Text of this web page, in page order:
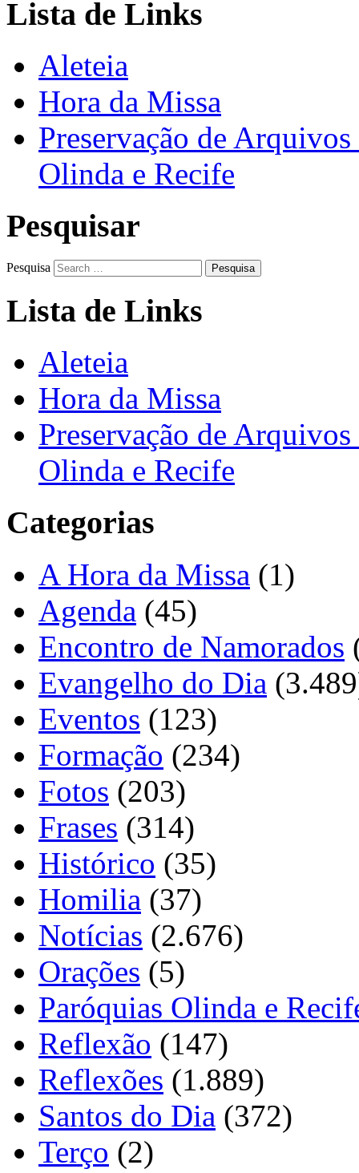
Lista de Links
Aleteia
Hora da Missa
Preservação de
Olinda e Recife
Pesquisar
Pesquisa
Lista de Links
Aleteia
Hora da Missa
Preservação de
Olinda e Recife
Categorias
A Hora da Missa (1)
Agenda (45)
Encontro de Namorados
Evangelho do Dia
Eventos (123)
Formação (234)
Fotos (203)
Frases (314)
Histórico (35)
Homilia (37)
Notícias (2.676)
Orações (5)
Paróquias Olinda e
Reflexão (147)
Reflexões (1.889)
Santos do Dia (372)
Terço (2)